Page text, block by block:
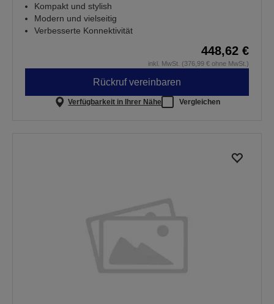
Kompakt und stylish
Modern und vielseitig
Verbesserte Konnektivität
448,62 €
inkl. MwSt. (376,99 € ohne MwSt.)
Rückruf vereinbaren
Verfügbarkeit in Ihrer Nähe Vergleichen